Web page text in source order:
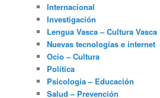
Internacional
Investigación
Lengua Vasca – Cultura Vasca
Nuevas tecnologías e internet
Ocio – Cultura
Política
Psicología – Educación
Salud – Prevención